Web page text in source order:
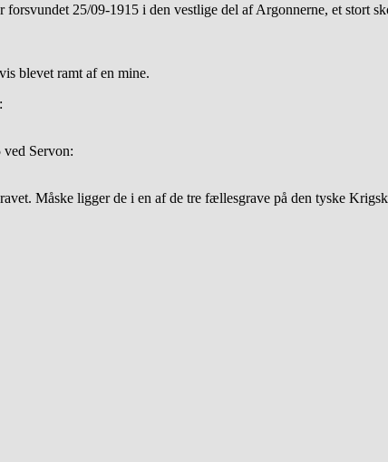
25/09-1915 i den vestlige del af Argonnerne, et stort
blevet ramt af en mine.
Servon:
Måske ligger de i en af de tre fællesgrave på den tyske